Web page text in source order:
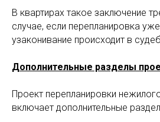
В квартирах такое заключение
случае, если перепланировка
узаконивание происходит в
Дополнительные разделы
Проект перепланировки
включает дополнительные